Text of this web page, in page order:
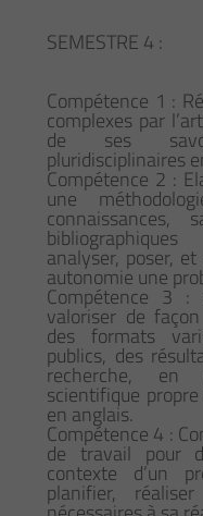
SEMESTRE 4 :
Compétence 1 :
complexes par
de ses
pluridisciplinaires
Compétence 2 :
une
connaissances,
analyser, poser,
autonomie une
Compétence 3 :
valoriser de
des formats
publics, des
recherche, en
scientifique
en anglais.
Compétence 4 :
de travail pour
contexte d’un
planifier,